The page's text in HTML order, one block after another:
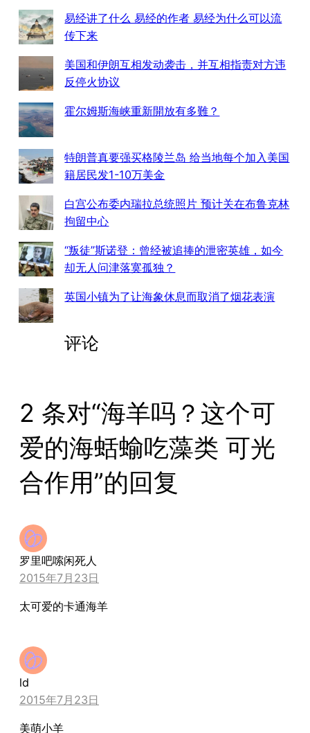
易经讲了什么 易经的作者 易经为什么可以流
传下来
美国和伊朗互相发动袭击，并互相指责对方违
反停火协议
霍尔姆斯海峡重新開放有多難？
特朗普真要强买格陵兰岛 给当地每个加入美国
籍居民发1-10万美金
白宫公布委内瑞拉总统照片 预计关在布鲁克林
拘留中心
“叛徒”斯诺登：曾经被追捧的泄密英雄，如今
却无人问津落寞孤独？
英国小镇为了让海象休息而取消了烟花表演
评论
2 条对“海羊吗？这个可
爱的海蛞蝓吃藻类 可光
合作用”的回复
罗里吧嗦闲死人
2015年7月23日
太可爱的卡通海羊
ld
2015年7月23日
美萌小羊